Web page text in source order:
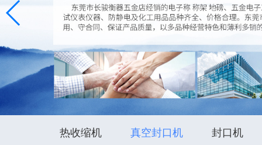
热收缩机 真空封口机 封口机